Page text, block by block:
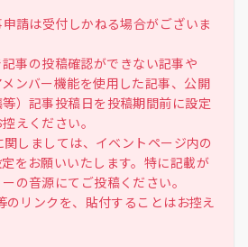
請は受付しかねる場合がございま
事の投稿確認ができない記事や
メンバー機能を使用した記事、公開
）記事投稿日を投稿期間前に設定
えください。
しましては、イベントページ内の
をお願いいたします。特に記載が
の音源にてご投稿ください。
のリンクを、貼付することはお控え